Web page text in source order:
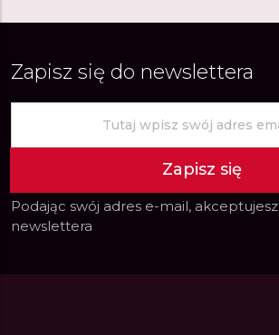
Zapisz się do newslettera
Zapisz się
Podając swój adres e-mail, akceptujesz
newslettera